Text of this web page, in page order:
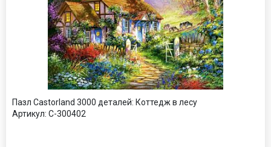
Пазл Castorland 3000 деталей: Коттедж в лесу
Артикул: C-300402